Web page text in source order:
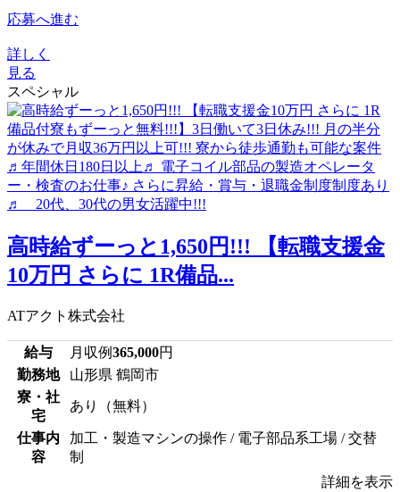
応募へ進む
詳しく
見る
スペシャル
高時給ずーっと1,650円!!! 【転職支援金
10万円 さらに 1R備品...
ATアクト株式会社
給与 月収例365,000円
勤務地
山形県 鶴岡市
寮・社
宅
あり（無料）
仕事内
容
加工・製造マシンの操作 / 電子部品系工場 / 交替
制
詳細を表示